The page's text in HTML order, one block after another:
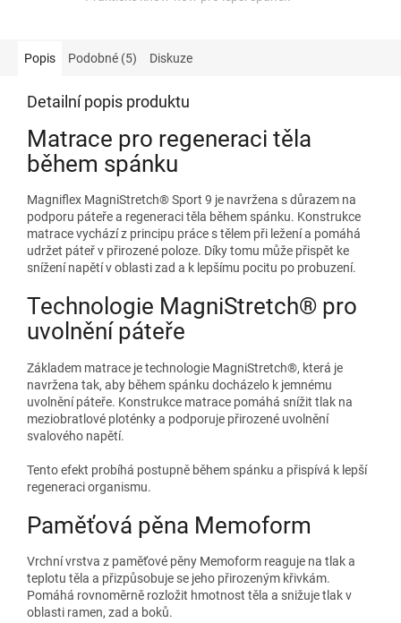
Popis Podobné (5) Diskuze
Detailní popis produktu
Matrace pro regeneraci těla
během spánku
Magniflex MagniStretch® Sport 9 je navržena s důrazem na
podporu páteře a regeneraci těla během spánku. Konstrukce
matrace vychází z principu práce s tělem při ležení a pomáhá
udržet páteř v přirozené poloze. Díky tomu může přispět ke
snížení napětí v oblasti zad a k lepšímu pocitu po probuzení.
Technologie MagniStretch® pro
uvolnění páteře
Základem matrace je technologie MagniStretch®, která je
navržena tak, aby během spánku docházelo k jemnému
uvolnění páteře. Konstrukce matrace pomáhá snížit tlak na
meziobratlové ploténky a podporuje přirozené uvolnění
svalového napětí.
Tento efekt probíhá postupně během spánku a přispívá k lepší
regeneraci organismu.
Paměťová pěna Memoform
Vrchní vrstva z paměťové pěny Memoform reaguje na tlak a
teplotu těla a přizpůsobuje se jeho přirozeným křivkám.
Pomáhá rovnoměrně rozložit hmotnost těla a snižuje tlak v
oblasti ramen, zad a boků.